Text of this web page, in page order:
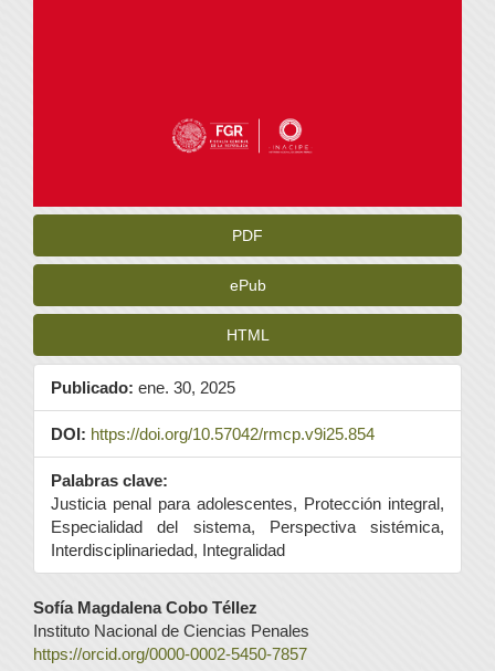
PDF
ePub
HTML
Publicado: ene. 30, 2025
DOI: https://doi.org/10.57042/rmcp.v9i25.854
Palabras clave:
Justicia penal para adolescentes, Protección integral,
Especialidad del sistema, Perspectiva sistémica,
Interdisciplinariedad, Integralidad
Contenido
principal
Sofía Magdalena Cobo Téllez
Instituto Nacional de Ciencias Penales
https://orcid.org/0000-0002-5450-7857